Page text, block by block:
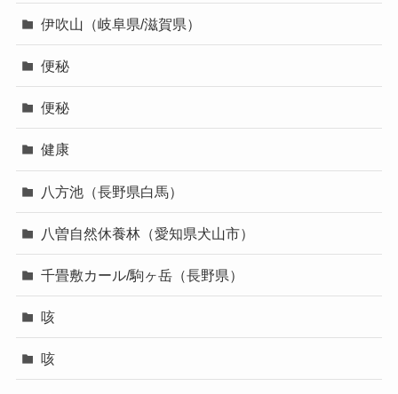
伊吹山（岐阜県/滋賀県）
便秘
便秘
健康
八方池（長野県白馬）
八曽自然休養林（愛知県犬山市）
千畳敷カール/駒ヶ岳（長野県）
咳
咳